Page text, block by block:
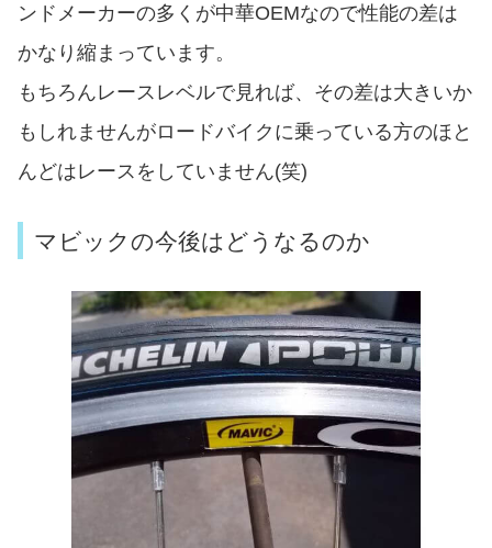
ンドメーカーの多くが中華OEMなので性能の差は
かなり縮まっています。
もちろんレースレベルで見れば、その差は大きいか
もしれませんがロードバイクに乗っている方のほと
んどはレースをしていません(笑)
マビックの今後はどうなるのか